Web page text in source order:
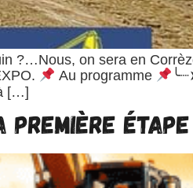
?…Nous, on sera en
Au programme
[…]
étape